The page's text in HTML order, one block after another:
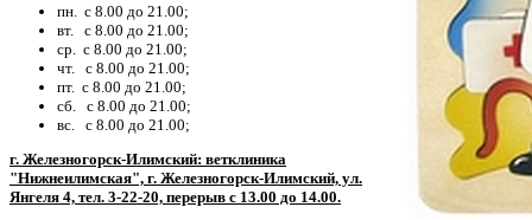
пн. с 8.00 до 21.00;
вт. с 8.00 до 21.00;
ср. с 8.00 до 21.00;
чт. с 8.00 до 21.00;
пт. с 8.00 до 21.00;
сб. с 8.00 до 21.00;
вс. с 8.00 до 21.00;
г. Железногорск-Илимский: ветклиника
"Нижнеилимская", г. Железногорск-Илимский, ул.
Янгеля 4, тел. 3-22-20, перерыв с 13.00 до 14.00.